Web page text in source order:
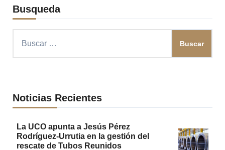
Busqueda
Noticias Recientes
La UCO apunta a Jesús Pérez
Rodríguez-Urrutia en la gestión del
rescate de Tubos Reunidos